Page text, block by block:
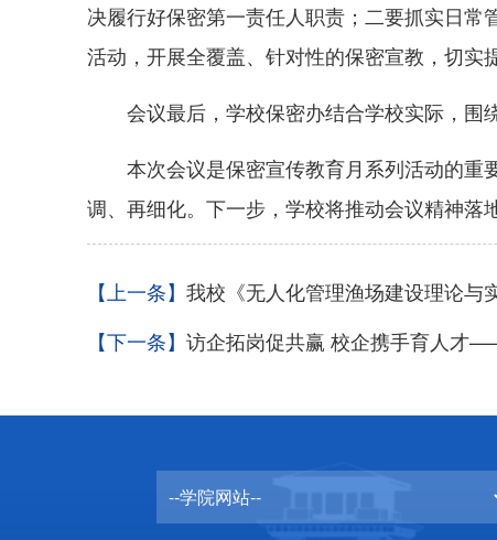
决履行好保密第一责任人职责；二要抓实日
活动，开展全覆盖、针对性的保密宣教，切实
会议最后，学校保密办结合学校实际，围
本次会议是保密宣传教育月系列活动的
调、再细化。下一步，学校将推动会议精神落
【上一条】 我校《无人化管理渔场建设理论与
【下一条】 访企拓岗促共赢 校企携手育人才